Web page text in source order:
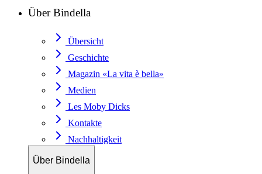
Über Bindella
Übersicht
Geschichte
Magazin «La vita è bella»
Medien
Les Moby Dicks
Kontakte
Nachhaltigkeit
Über Bindella